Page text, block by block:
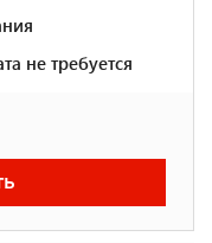
не требуется